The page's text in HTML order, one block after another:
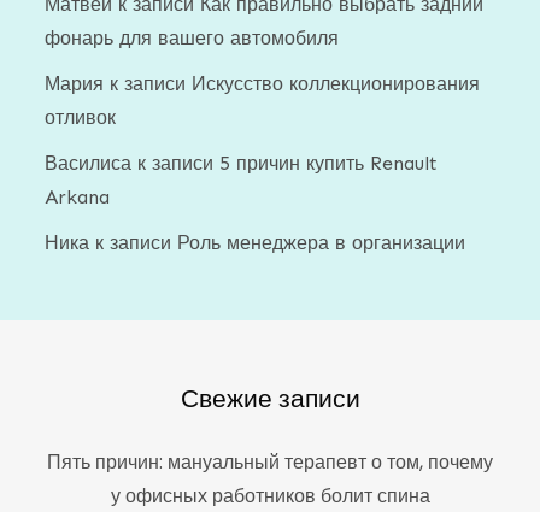
фонарь для вашего автомобиля
Мария к записи Искусство коллекционирования
отливок
Василиса к записи 5 причин купить Renault
Arkana
Ника к записи Роль менеджера в организации
Свежие записи
Пять причин: мануальный терапевт о том, почему
у офисных работников болит спина